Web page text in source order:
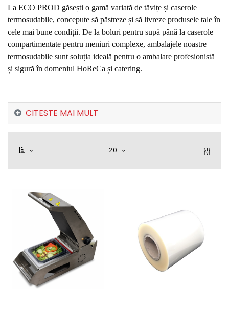
La ECO PROD găsești o gamă variată de tăvițe și caserole
termosudabile, concepute să păstreze și să livreze produsele tale în
cele mai bune condiții. De la boluri pentru supă până la caserole
compartimentate pentru meniuri complexe, ambalajele noastre
termosudabile sunt soluția ideală pentru o ambalare profesionistă
și sigură în domeniul HoReCa și catering.
CITESTE MAI MULT
20